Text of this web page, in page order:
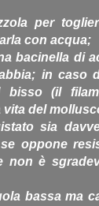
per
con acqua;
bacinella di
in caso
bisso (il
vita del
sia
oppone
non è
bassa ma